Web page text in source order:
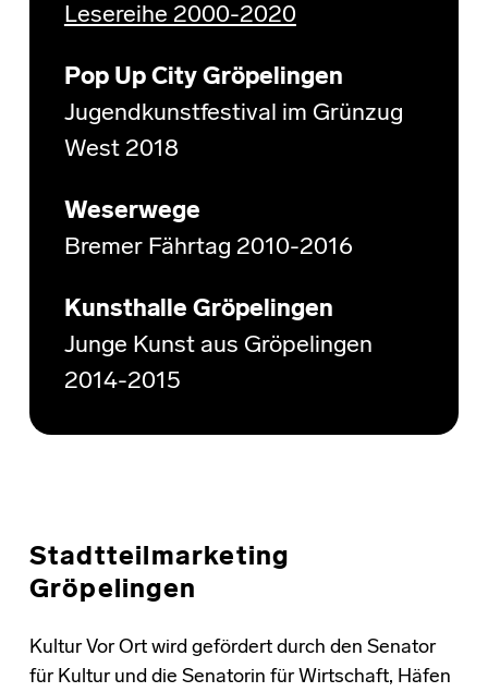
Lesereihe 2000-2020
Pop Up City Gröpelingen
Jugendkunstfestival im Grünzug
West 2018
Weserwege
Bremer Fährtag 2010-2016
Kunsthalle Gröpelingen
Junge Kunst aus Gröpelingen
2014-2015
Stadtteilmarketing
Gröpelingen
Kultur Vor Ort wird gefördert durch den Senator
für Kultur und die Senatorin für Wirtschaft, Häfen